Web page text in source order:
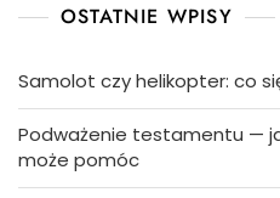
OSTATNIE WPISY
Samolot czy helikopter: co
Podważenie testamentu —
może pomóc